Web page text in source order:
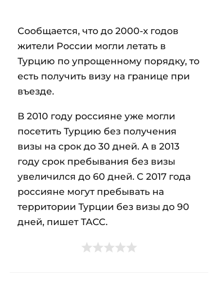
Сообщается, что до 2000-х годов
жители России могли летать в
Турцию по упрощенному порядку, то
есть получить визу на границе при
въезде.
В 2010 году россияне уже могли
посетить Турцию без получения
визы на срок до 30 дней. А в 2013
году срок пребывания без визы
увеличился до 60 дней. С 2017 года
россияне могут пребывать на
территории Турции без визы до 90
дней, пишет ТАСС.